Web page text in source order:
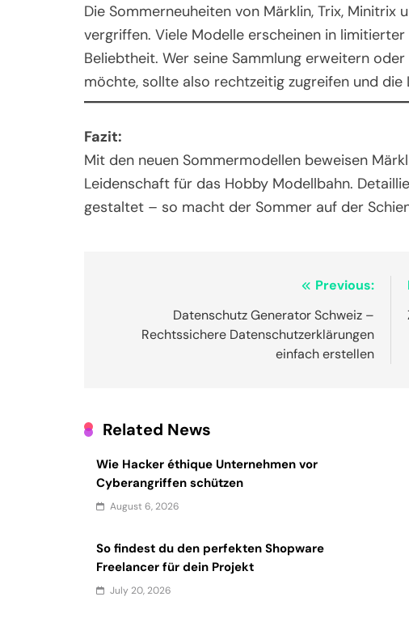
Die Sommerneuheiten von Märklin, Trix, Minitrix
vergriffen. Viele Modelle erscheinen in
Beliebtheit. Wer seine Sammlung erweitern
möchte, sollte also rechtzeitig zugreifen und
Fazit:
Mit den neuen Sommermodellen beweisen
Leidenschaft für das Hobby Modellbahn.
gestaltet – so macht der Sommer auf der
navigation
Previous:
Datenschutz Generator Schweiz –
Rechtssichere Datenschutzerklärungen
einfach erstellen
Related News
Wie Hacker éthique Unternehmen vor
Cyberangriffen schützen
August 6, 2026
So findest du den perfekten Shopware
Freelancer für dein Projekt
July 20, 2026